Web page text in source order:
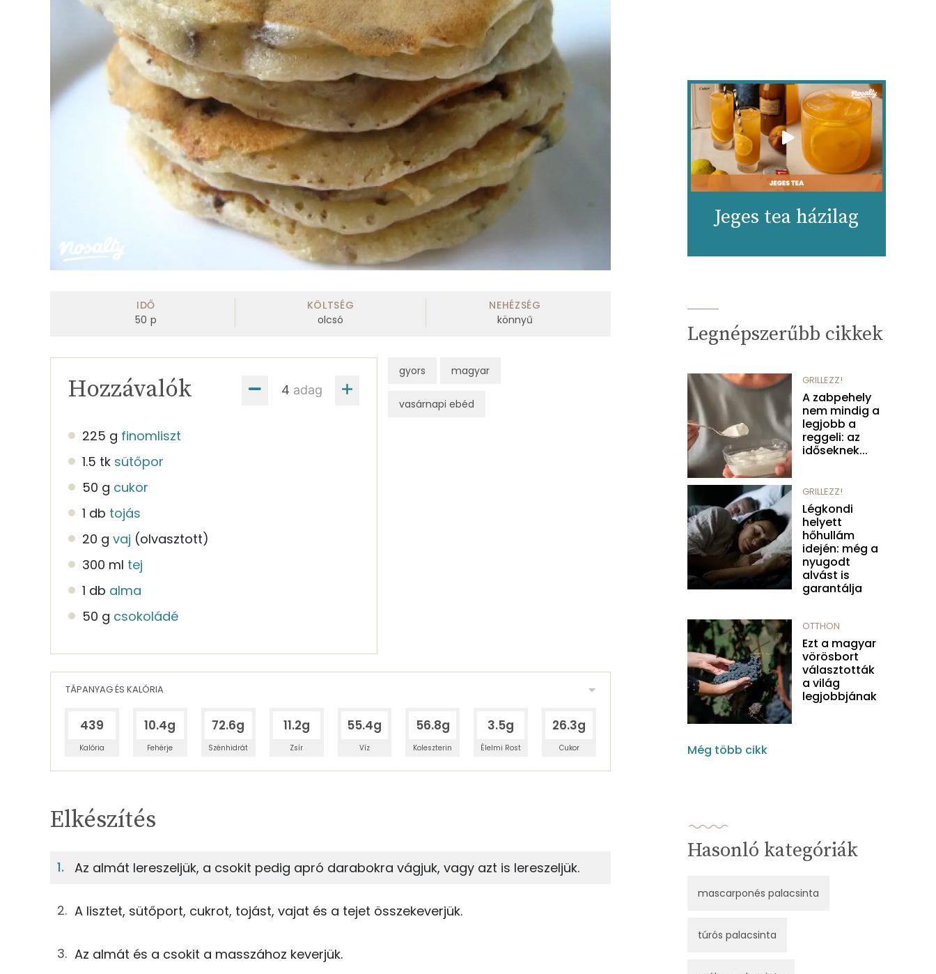
IDŐ
50 p
KÖLTSÉG
olcsó
NEHÉZSÉG
könnyű
adag
Hozzávalók
225 g finomliszt
1.5 tk sütőpor
50 g cukor
1 db tojás
20 g vaj (olvasztott)
300 ml tej
1 db alma
50 g csokoládé
gyors magyar
vasárnapi ebéd
TÁPANYAG ÉS KALÓRIA
439
Kalória
10.4g
Fehérje
72.6g
Szénhidrát
11.2g
Zsír
55.4g
Víz
56.8g
Koleszterin
3.5g
Élelmi Rost
26.3g
Cukor
13gcukor
TÁPANYAGTARTALOM
Elkészítés
Az almát lereszeljük, a csokit pedig apró darabokra vágjuk, vagy azt is lereszeljük.
A lisztet, sütőport, cukrot, tojást, vajat és a tejet összekeverjük.
Az almát és a csokit a masszához keverjük.
Jeges tea házilag
Legnépszerűbb cikkek
GRILLEZZ!
A zabpehely
nem mindig a
legjobb a
reggeli: az
időseknek...
GRILLEZZ!
Légkondi
helyett
hőhullám
idején: még a
nyugodt
alvást is
garantálja
OTTHON
Ezt a magyar
vörösbort
választották
a világ
legjobbjának
Még több cikk
Hasonló kategóriák
mascarponés palacsinta
túrós palacsinta